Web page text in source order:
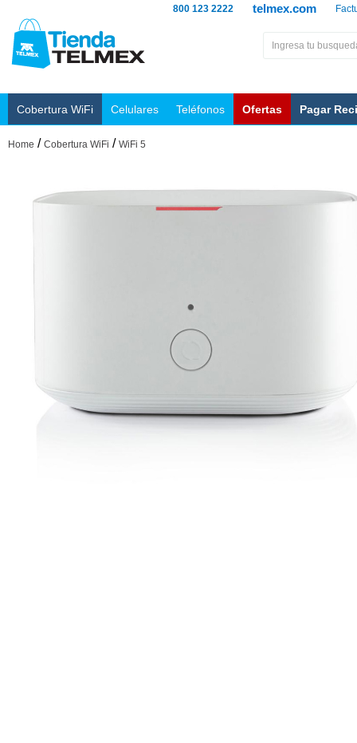
telmex.com
800 123 2222
Cobertura WiFi Celulares Teléfonos Ofertas Pagar
Home / Cobertura WiFi / WiFi 5